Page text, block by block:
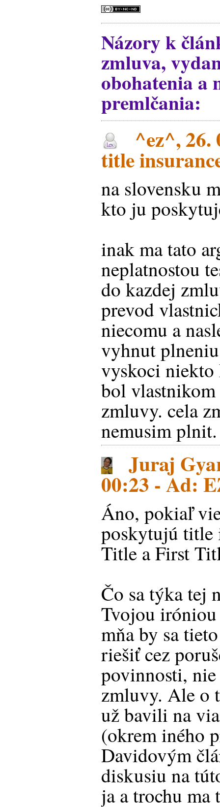
Názory k
zmluva,
obohatenia a
premlčania:
^ez^, 26.
title
na slovensku
kto ju
inak ma tato
neplatnostou
do kazdej
prevod
niecomu a
vyhnut
vyskoci niekto
bol vlastnikom
zmluvy. cela
nemusim plnit.
Juraj
00:23 - Ad:
Áno, pokiaľ
poskytujú title
Title a First
Čo sa týka tej
Tvojou
mňa by sa
riešiť cez
povinnosti,
zmluvy. Ale o
už bavili na
(okrem iného
Davidovým
diskusiu na
ja a trochu